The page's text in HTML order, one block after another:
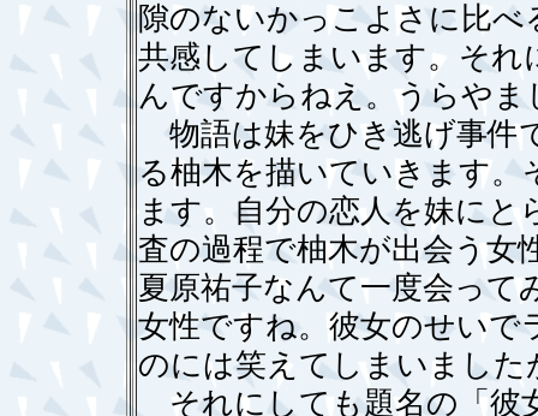
隙のないかっこよさに比
共感してしまいます。それ
んですからねえ。うらやま
物語は妹をひき逃げ事件
る柚木を描いていきます
ます。自分の恋人を妹に
査の過程で柚木が出会う女
夏原祐子なんて一度会って
女性ですね。彼女のせいで
のには笑えてしまいました
それにしても題名の「彼